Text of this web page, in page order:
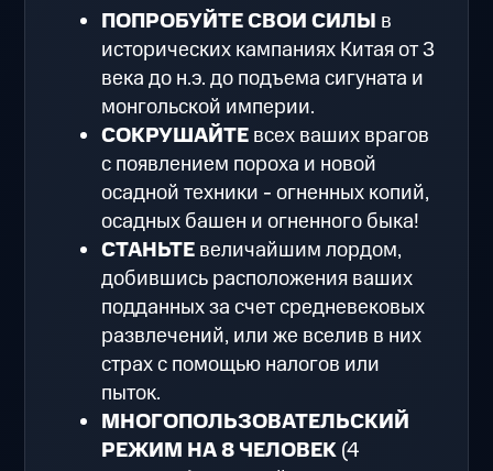
ПОПРОБУЙТЕ СВОИ СИЛЫ в
исторических кампаниях Китая от 3
века до н.э. до подъема сигуната и
монгольской империи.
СОКРУШАЙТЕвсех ваших врагов
с появлением пороха и новой
осадной техники - огненных копий,
осадных башен и огненного быка!
СТАНЬТЕвеличайшим лордом,
добившись расположения ваших
подданных за счет средневековых
развлечений, или же вселив в них
страх с помощью налогов или
пыток.
МНОГОПОЛЬЗОВАТЕЛЬСКИЙ
РЕЖИМ НА 8 ЧЕЛОВЕК(4